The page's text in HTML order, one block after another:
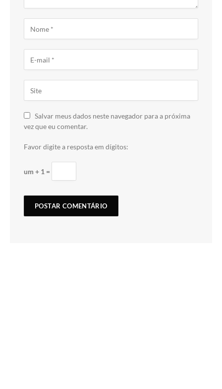
Salvar meus dados neste navegador para a próxima
vez que eu comentar.
Favor digite a resposta em dígitos:
um + 1 =